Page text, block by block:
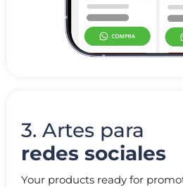
3. Artes para
redes sociales
Your products ready for